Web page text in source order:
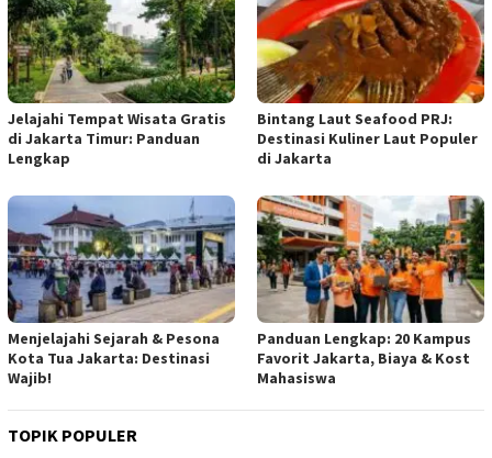
Jelajahi Tempat Wisata Gratis
di Jakarta Timur: Panduan
Lengkap
Bintang Laut Seafood PRJ:
Destinasi Kuliner Laut Populer
di Jakarta
Menjelajahi Sejarah & Pesona
Kota Tua Jakarta: Destinasi
Wajib!
Panduan Lengkap: 20 Kampus
Favorit Jakarta, Biaya & Kost
Mahasiswa
TOPIK POPULER